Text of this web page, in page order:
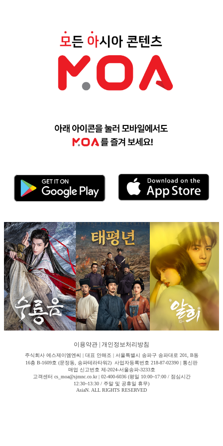
이용약관 개인정보처리방침
주식회사 에스제이엠엔씨 | 대표 안해조 | 서울특별시 송파구 송파대로 201, B동
16층 B-1609호 (문정동, 송파테라타워2) 사업자등록번호 218-87-02390 | 통신판
매업 신고번호 제-2024-서울송파-3233호
고객센터 cs_moa@sjmnc.co.kr | 02-400-6036 (평일 10:00~17:00 / 점심시간
12:30~13:30 / 주말 및 공휴일 휴무)
AsiaN. ALL RIGHTS RESERVED